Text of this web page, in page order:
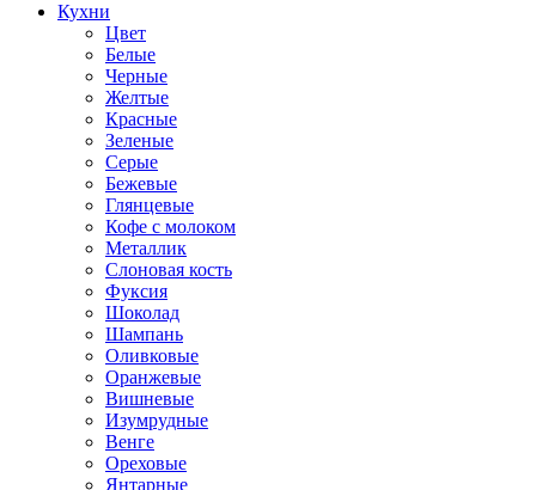
Кухни
Цвет
Белые
Черные
Желтые
Красные
Зеленые
Серые
Бежевые
Глянцевые
Кофе с молоком
Металлик
Слоновая кость
Фуксия
Шоколад
Шампань
Оливковые
Оранжевые
Вишневые
Изумрудные
Венге
Ореховые
Янтарные